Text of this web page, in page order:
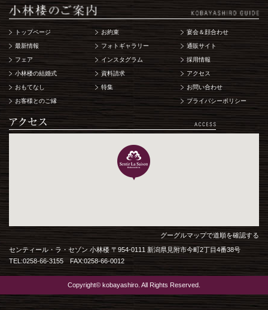
トップページ
最新情報
フェア
小林楼の結婚式
おもてなし
お客様とのご縁
お約束
フォトギャラリー
インスタグラム
資料請求
特集
宴会＆顔合わせ
通販サイト
採用情報
アクセス
お問い合わせ
プライバシーポリシー
グーグルマップで道順を確認する
センティール・ラ・セゾン 小林楼 〒954-0111 新潟県見附市今町2丁目4番38号
TEL:0258-66-3155 FAX:0258-66-0012
Copyright© kobayashiro. All Rights Reserved.